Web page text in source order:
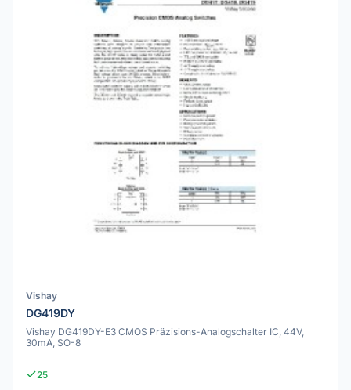
Vishay
DG419DY
Vishay DG419DY-E3 CMOS Präzisions-Analogschalter IC, 44V,
30mA, SO-8
25